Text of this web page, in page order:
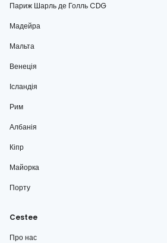
Париж Шарль де Голль CDG
Мадейра
Мальта
Венеція
Ісландія
Рим
Албанія
Кіпр
Майорка
Порту
Cestee
Про нас